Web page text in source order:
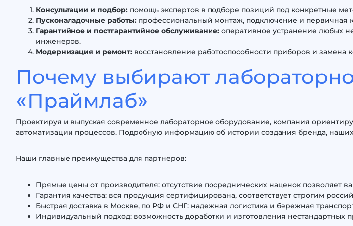
Консультации и подбор: помощь экспертов в подборе позиций под конкретные
Пусконаладочные работы: профессиональный монтаж, подключение и первичная
Гарантийное и постгарантийное обслуживание: оперативное устранение любых
инженеров.
Модернизация и ремонт: восстановление работоспособности приборов и замена
Почему выбирают
«Праймлаб»
Проектируя и выпуская современное лабораторное оборудование, компания
автоматизации процессов. Подробную информацию об истории создания бренда,
Наши главные преимущества для партнеров:
Прямые цены от производителя: отсутствие посреднических наценок позволяет
Гарантия качества: вся продукция сертифицирована, соответствует строгим
Быстрая доставка в Москве, по РФ и СНГ: надежная логистика и бережная
Индивидуальный подход: возможность доработки и изготовления